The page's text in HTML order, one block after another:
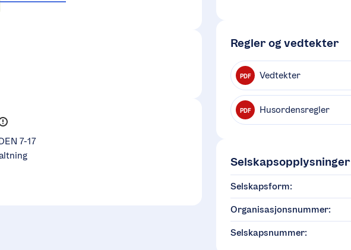
7-17
Regler og vedtekter
PDF Vedtekter
PDF Husordensregler
Selskapsopplysninger
Selskapsform:
Organisasjonsnummer:
Selskapsnummer: